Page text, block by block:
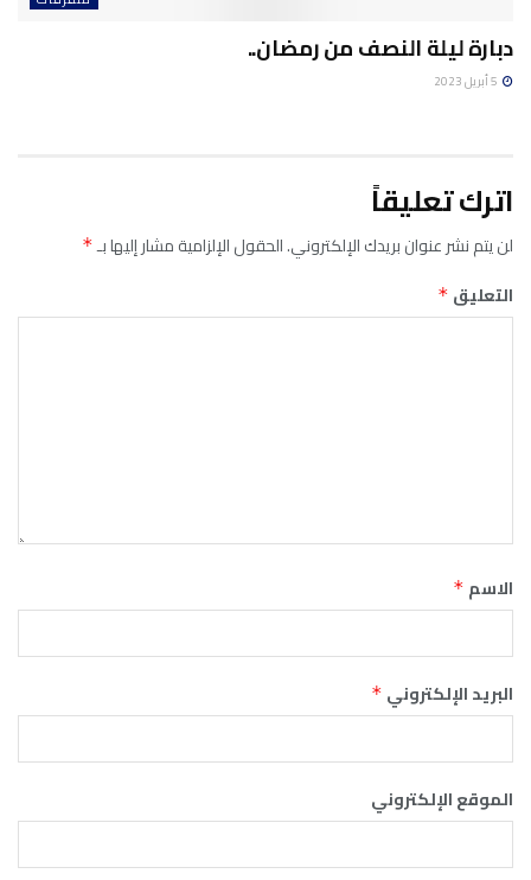
دبارة ليلة النصف من رمضان..
اترك تعليقاً
لن يتم نشر عنوان بريدك الإلكتروني.الحقول الإلزامية مشار إليها بـ*
التعليق *
الاسم *
البريد الإلكتروني *
الموقع الإلكتروني